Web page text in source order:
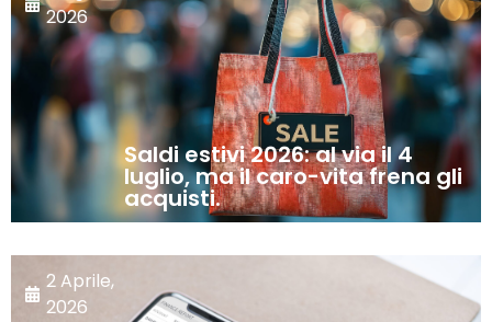
2026
Saldi estivi 2026: al via il 4
luglio, ma il caro-vita frena gli
acquisti.
2 Aprile,
2026